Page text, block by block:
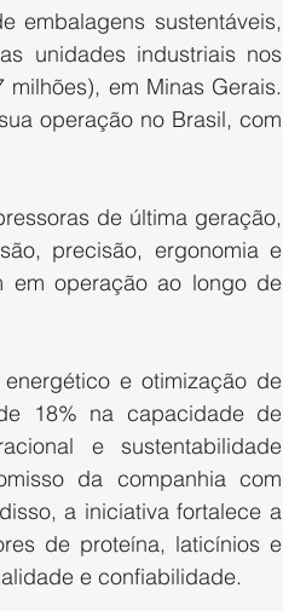
embalagens sustentáveis,
unidades industriais nos
em Minas Gerais.
operação no Brasil, com
de última geração,
precisão, ergonomia e
em operação ao longo de
e otimização de
18% na capacidade de
e sustentabilidade
da companhia com
a iniciativa fortalece a
de proteína, laticínios e
e confiabilidade.